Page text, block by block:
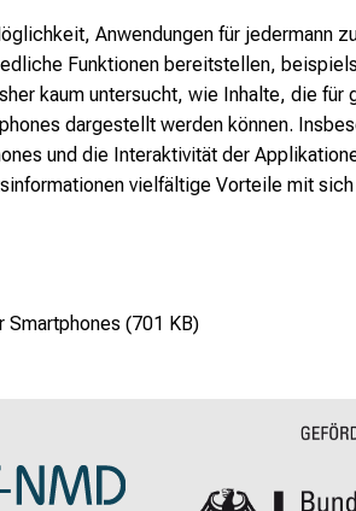
Anwendungen für jedermann
Funktionen bereitstellen,
kaum untersucht, wie Inhalte, die
dargestellt werden können.
und die Interaktivität der
vielfältige Vorteile mit
Smartphones (701 KB)